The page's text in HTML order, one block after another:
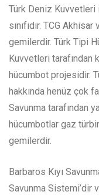
Türk Deniz
sınıfıdır. TCG
gemilerdir. Türk Tipi
Kuvvetleri tarafından
hücumbot projesidir.
hakkında henüz çok
Savunma tarafından
hücumbotlar gaz
gemilerdir.
Barbaros Kıyı
Savunma Sistemi’dir